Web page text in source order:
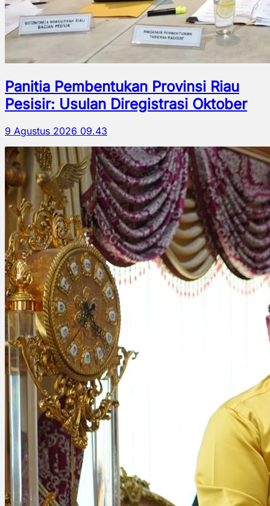
Panitia Pembentukan Provinsi Riau
Pesisir: Usulan Diregistrasi Oktober
9 Agustus 2026 09.43